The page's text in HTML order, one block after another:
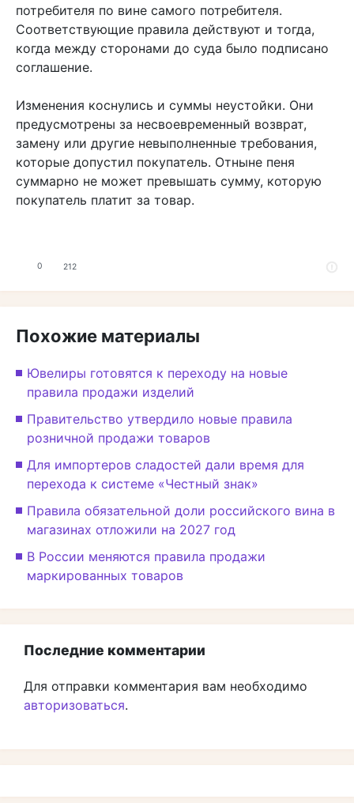
потребителя по вине самого потребителя.
Соответствующие правила действуют и тогда,
когда между сторонами до суда было подписано
соглашение.
Изменения коснулись и суммы неустойки. Они
предусмотрены за несвоевременный возврат,
замену или другие невыполненные требования,
которые допустил покупатель. Отныне пеня
суммарно не может превышать сумму, которую
покупатель платит за товар.
0 212
Похожие материалы
Ювелиры готовятся к переходу на новые
правила продажи изделий
Правительство утвердило новые правила
розничной продажи товаров
Для импортеров сладостей дали время для
перехода к системе «Честный знак»
Правила обязательной доли российского вина в
магазинах отложили на 2027 год
В России меняются правила продажи
маркированных товаров
Последние комментарии
Для отправки комментария вам необходимо
авторизоваться.